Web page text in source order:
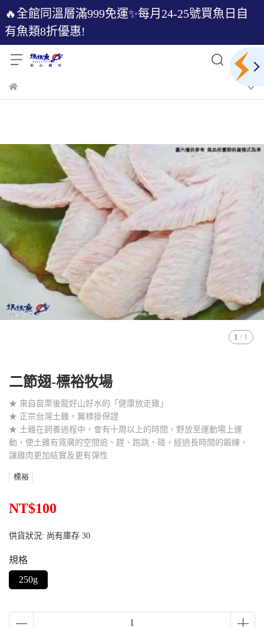
🔥全館同溫層滿999免運✨每月24-25號買魚日自
有魚類8折優惠!
1 / 1
二節翅-標裕牧場
★ 來自苗栗後龍好山好水的「健康放走雞」
★ 正宗台灣土雞，翼標掛保證
★ 土雞在飼養過程中，會有十周以上的時間，野放至運動場上運
動，使土雞有寬廣的空間追、趕、跑跳、碰，經過長時間的鍛練，
讓雞肉更加結實及更有彈性
標裕
NT$100
供貨狀況: 尚有庫存 30
規格
250g